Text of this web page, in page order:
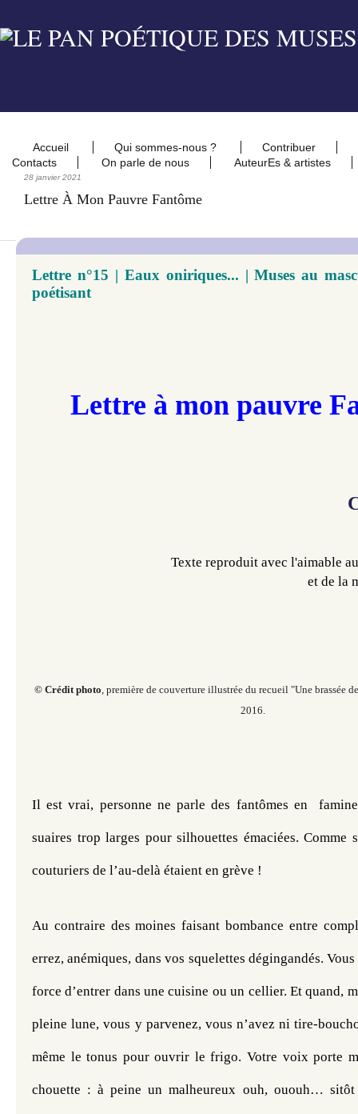
Accueil Qui sommes-nous ?
Contribuer
Contacts
On parle de nous AuteurEs & artistes
28 janvier 2021
Lettre À Mon Pauvre Fantôme
Lettre n°15 | Eaux oniriques... | Muses au
poétisant
Lettre à mon pauvre
Texte reproduit avec l'aimable
et de la
© Crédit photo, première de couverture illustrée du recueil "Une brassée
2016.
Il est vrai, personne ne parle des fantômes en
suaires trop larges pour silhouettes émaciées. Comme
couturiers de l’au-delà étaient en grève !
Au contraire des moines faisant bombance entre
errez, anémiques, dans vos squelettes dégingandés.
force d’entrer dans une cuisine ou un cellier. Et quand,
pleine lune, vous y parvenez, vous n’avez ni tire-
même le tonus pour ouvrir le frigo. Votre voix porte
chouette : à peine un malheureux ouh, ououh…